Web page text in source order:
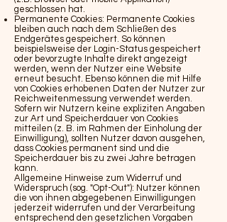
geschlossen hat.
Permanente Cookies: Permanente Cookies
bleiben auch nach dem Schließen des
Endgerätes gespeichert. So können
beispielsweise der Login-Status gespeichert
oder bevorzugte Inhalte direkt angezeigt
werden, wenn der Nutzer eine Website
erneut besucht. Ebenso können die mit Hilfe
von Cookies erhobenen Daten der Nutzer zur
Reichweitenmessung verwendet werden.
Sofern wir Nutzern keine expliziten Angaben
zur Art und Speicherdauer von Cookies
mitteilen (z. B. im Rahmen der Einholung der
Einwilligung), sollten Nutzer davon ausgehen,
dass Cookies permanent sind und die
Speicherdauer bis zu zwei Jahre betragen
kann.
Allgemeine Hinweise zum Widerruf und
Widerspruch (sog. "Opt-Out"): Nutzer können
die von ihnen abgegebenen Einwilligungen
jederzeit widerrufen und der Verarbeitung
entsprechend den gesetzlichen Vorgaben